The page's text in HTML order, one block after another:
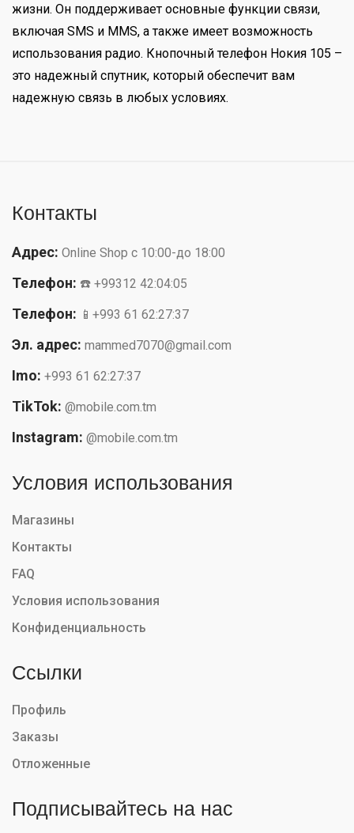
жизни. Он поддерживает основные функции связи,
включая SMS и MMS, а также имеет возможность
использования радио. Кнопочный телефон Нокия 105 –
это надежный спутник, который обеспечит вам
надежную связь в любых условиях.
Контакты
Адрес: Online Shop с 10:00-до 18:00
Телефон: ☎️ +99312 42:04:05
Телефон: 📱+993 61 62:27:37
Эл. адрес: mammed7070@gmail.com
Imo: +993 61 62:27:37
TikTok: @mobile.com.tm
Instagram: @mobile.com.tm
Условия использования
Магазины
Контакты
FAQ
Условия использования
Конфиденциальность
Ссылки
Профиль
Заказы
Отложенные
Подписывайтесь на нас